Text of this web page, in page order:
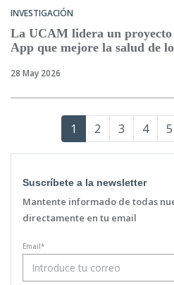
INVESTIGACIÓN
La UCAM lidera un
App que mejore la salud de
28 May 2026
Current
page
1 Page
2 Page
3 Page
4 5
Suscríbete a la newsletter
Mantente informado de todas
directamente en tu email
Email*